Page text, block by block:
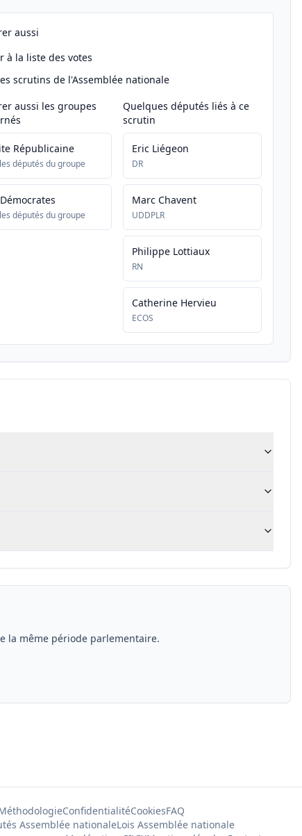
aussi
à la liste des votes
scrutins de l'Assemblée nationale
aussi les groupes
Républicaine
députés du groupe
députés du groupe
Quelques députés liés à ce
scrutin
Eric Liégeon
DR
Marc Chavent
UDDPLR
Philippe Lottiaux
RN
Catherine Hervieu
ECOS
la même période parlementaire.
ConfidentialitéCookiesFAQ
Assemblée nationaleLois Assemblée nationale